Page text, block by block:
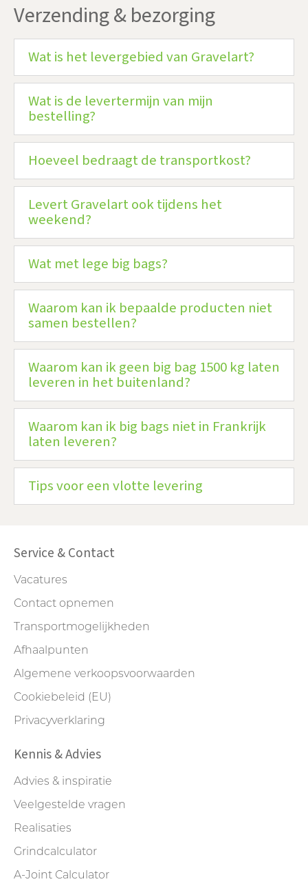
Verzending & bezorging
Wat is het levergebied van Gravelart?
Wat is de levertermijn van mijn
bestelling?
Hoeveel bedraagt de transportkost?
Levert Gravelart ook tijdens het
weekend?
Wat met lege big bags?
Waarom kan ik bepaalde producten niet
samen bestellen?
Waarom kan ik geen big bag 1500 kg laten
leveren in het buitenland?
Waarom kan ik big bags niet in Frankrijk
laten leveren?
Tips voor een vlotte levering
Service & Contact
Vacatures
Contact opnemen
Transportmogelijkheden
Afhaalpunten
Algemene verkoopsvoorwaarden
Cookiebeleid (EU)
Privacyverklaring
Kennis & Advies
Advies & inspiratie
Veelgestelde vragen
Realisaties
Grindcalculator
A-Joint Calculator